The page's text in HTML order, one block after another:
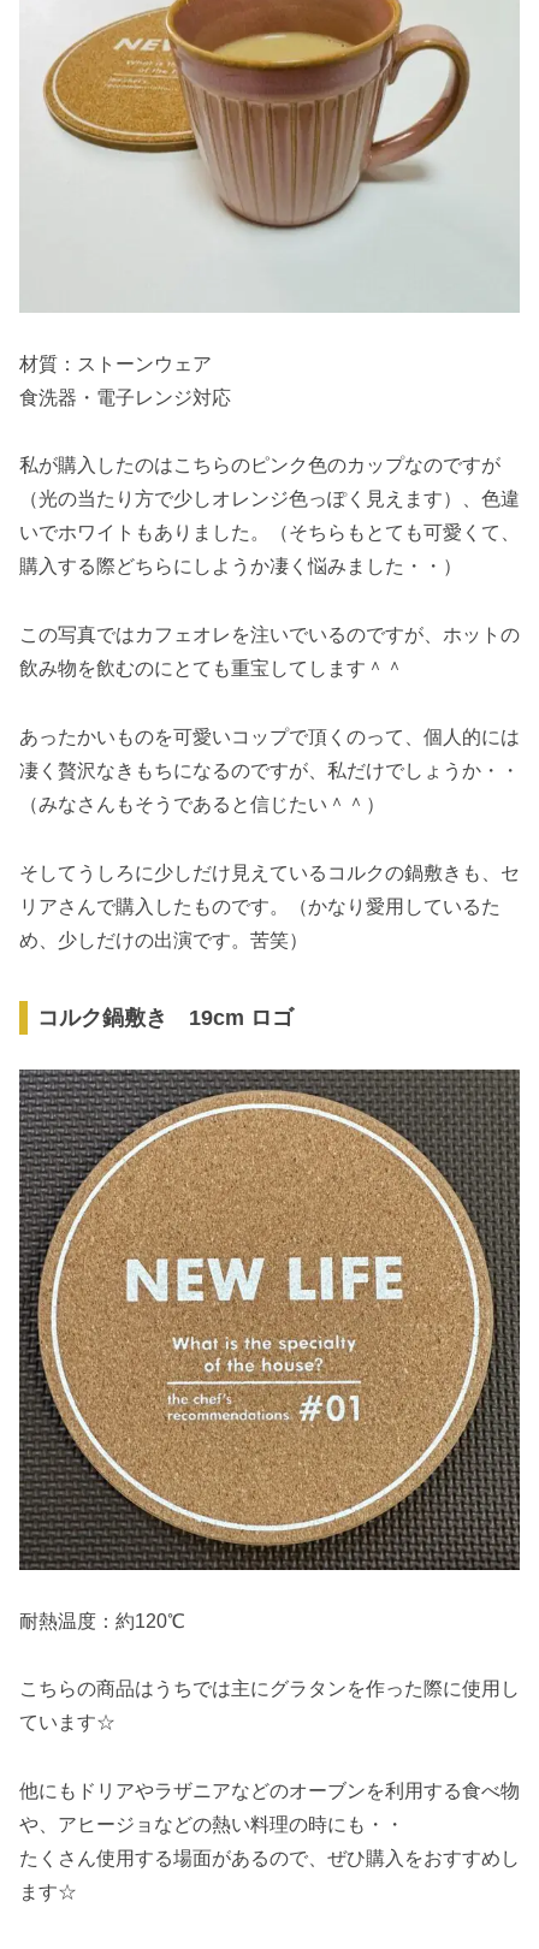
材質：ストーンウェア
食洗器・電子レンジ対応
私が購入したのはこちらのピンク色のカップなのですが
（光の当たり方で少しオレンジ色っぽく見えます）、色違
いでホワイトもありました。（そちらもとても可愛くて、
購入する際どちらにしようか凄く悩みました・・）
この写真ではカフェオレを注いでいるのですが、ホットの
飲み物を飲むのにとても重宝してします＾＾
あったかいものを可愛いコップで頂くのって、個人的には
凄く贅沢なきもちになるのですが、私だけでしょうか・・
（みなさんもそうであると信じたい＾＾）
そしてうしろに少しだけ見えているコルクの鍋敷きも、セ
リアさんで購入したものです。（かなり愛用しているた
め、少しだけの出演です。苦笑）
コルク鍋敷き 19cm ロゴ
耐熱温度：約120℃
こちらの商品はうちでは主にグラタンを作った際に使用し
ています☆
他にもドリアやラザニアなどのオーブンを利用する食べ物
や、アヒージョなどの熱い料理の時にも・・
たくさん使用する場面があるので、ぜひ購入をおすすめし
ます☆